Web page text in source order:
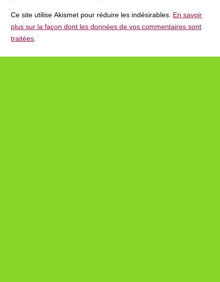
Ce site utilise Akismet pour réduire les indésirables. En savoir
plus sur la façon dont les données de vos commentaires sont
traitées.